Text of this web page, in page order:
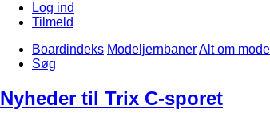
Log ind
Tilmeld
Boardindeks ModeljernbanerAlt om
Søg
Nyheder til Trix C-sporet